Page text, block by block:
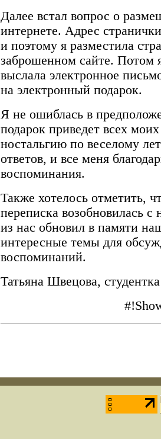
Далее встал вопрос о
интернете. Адрес
и поэтому я разместила
заброшенном сайте. Потом
выслала электронное
на электронный подарок.
Я не ошиблась в
подарок приведет всех
ностальгию по веселому
ответов, и все меня
воспоминания.
Также хотелось отметить,
переписка возобновилась
из нас обновил в памяти
интересные темы для
воспоминаний.
Татьяна Швецова,